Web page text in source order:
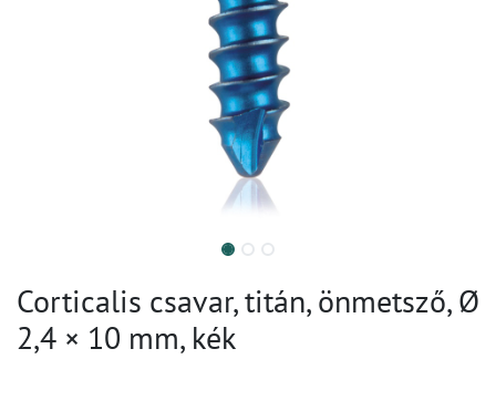
Corticalis csavar, titán, önmetsző, Ø
2,4 × 10 mm, kék